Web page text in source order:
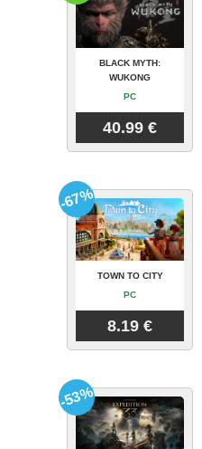
BLACK MYTH:
WUKONG
PC
40.99 €
TOWN TO CITY
PC
8.19 €
-67%
-53%